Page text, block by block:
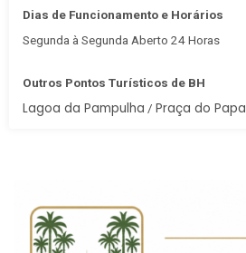
Dias de Funcionamento e Horários
Segunda à Segunda Aberto 24 Horas
Outros Pontos Turísticos de BH
Lagoa da Pampulha / Praça do Papa